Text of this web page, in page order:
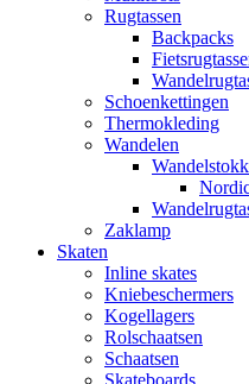
Rugtassen
Backpacks
Schoenkettingen
Thermokleding
Wandelen
Zaklamp
Skaten
Inline skates
Kniebeschermers
Kogellagers
Rolschaatsen
Schaatsen
Skateboards